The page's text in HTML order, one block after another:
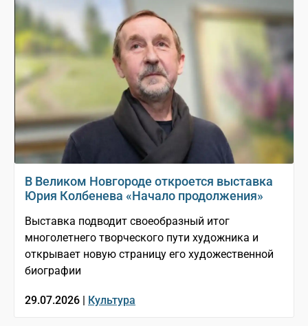
В Великом Новгороде откроется выставка
Юрия Колбенева «Начало продолжения»
Выставка подводит своеобразный итог
многолетнего творческого пути художника и
открывает новую страницу его художественной
биографии
29.07.2026 | Культура